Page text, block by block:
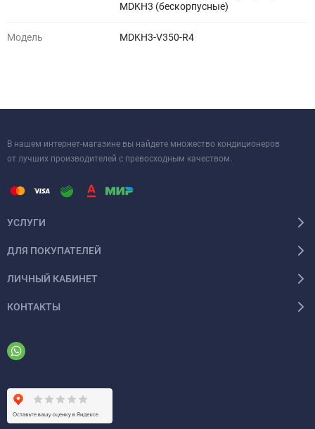
MDKH3 (бескорпусные)
Модель MDKH3-V350-R4
В нашем интернет-магазине вы найдете множество кондиционеров
от лучших производителей с превосходным качеством.
УСЛУГИ
ДЛЯ ПОКУПАТЕЛЕЙ
ЛИЧНЫЙ КАБИНЕТ
КОНТАКТЫ